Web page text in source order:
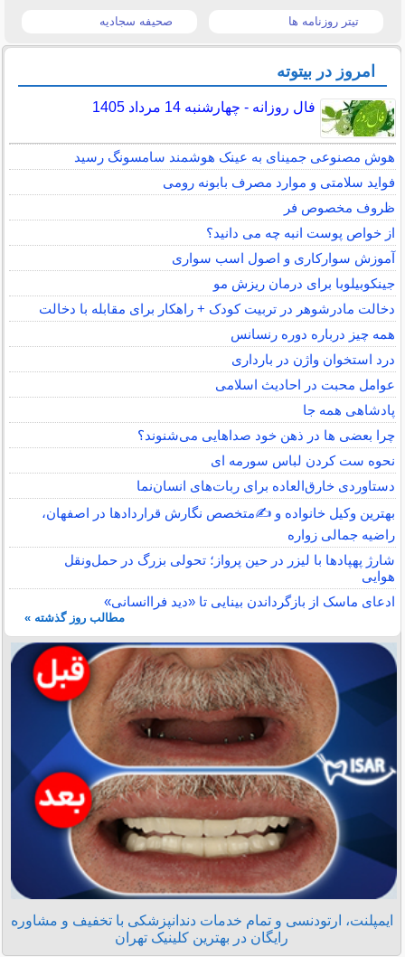
تیتر روزنامه ها صحیفه سجادیه
امروز در بیتوته
فال روزانه - چهارشنبه 14 مرداد 1405
هوش مصنوعی جمینای به عینک هوشمند سامسونگ رسید
فواید سلامتی و موارد مصرف بابونه رومی
ظروف مخصوص فر
از خواص پوست انبه چه می دانید؟
آموزش سوارکاری و اصول اسب سواری
جینکوبیلوبا برای درمان ریزش مو
دخالت مادرشوهر در تربیت کودک + راهکار برای مقابله با دخالت
همه چیز درباره دوره رنسانس
درد استخوان واژن در بارداری
عوامل محبت در احادیث اسلامى
پادشاهی همه جا
چرا بعضی ها در ذهن خود صداهایی می‌شنوند؟
نحوه ست کردن لباس سورمه ای
دستاوردی خارق‌العاده برای ربات‌های انسان‌نما
بهترین وکیل خانواده و ✍️متخصص نگارش قراردادها در اصفهان،
راضیه جمالی زواره
شارژ پهپادها با لیزر در حین پرواز؛ تحولی بزرگ در حمل‌ونقل
هوایی
ادعای ماسک از بازگرداندن بینایی تا «دید فراانسانی»
مطالب روز گذشته »
ایمپلنت، ارتودنسی و تمام خدمات دندانپزشکی با تخفیف و مشاوره
رایگان در بهترین کلینیک تهران